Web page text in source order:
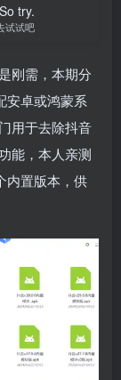
try.
试试吧
刚需，本期分
安卓或鸿蒙系
用于去除抖音
能，本人亲测
内置版本，供